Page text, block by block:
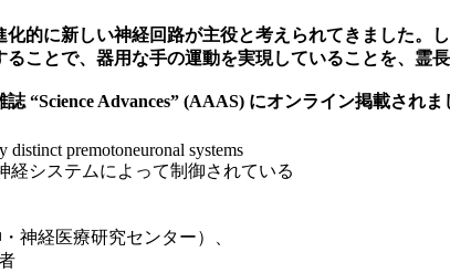
的に新しい神経回路が主役と考えられてきました。
ことで、器用な手の運動を実現していることを、霊
“Science Advances” (AAAS) にオンライン掲載されま
premotoneuronal systems
システムによって制御されている
神経医療研究センター）、